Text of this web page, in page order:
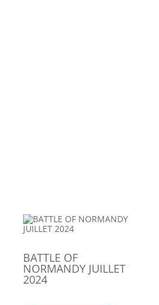
BATTLE OF
NORMANDY JUILLET
2024